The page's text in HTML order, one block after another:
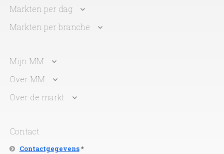
Markten per dag
Markten per branche
Mijn MM
Over MM
Over de markt
Contact
Contactgegevens*